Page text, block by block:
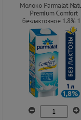
Молоко Parmalat
Premium Comfort
безлактозное 1.8%